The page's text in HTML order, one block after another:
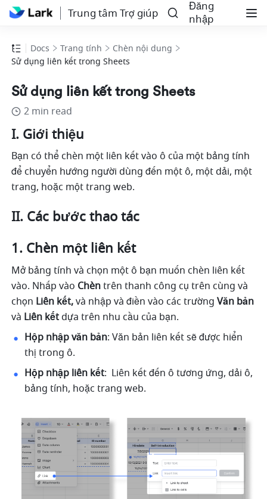
Trung tâm Trợ giúp
Đăng
nhập
Docs Trang tính
Chèn nội dung
Sử dụng liên kết trong Sheets
Sử dụng liên kết trong Sheets
2 min read
I. Giới thiệu
Bạn có thể chèn một liên kết vào ô của một bảng tính
để chuyển hướng người dùng đến một ô, một dải, một
trang, hoặc một trang web.
II. Các bước thao tác
Chèn một liên kết
Mở bảng tính và chọn một ô bạn muốn chèn liên kết
vào. Nhấp vào Chèn trên thanh công cụ trên cùng và
chọn Liên kết, và nhập và điền vào các trường Văn bản
và Liên kết dựa trên nhu cầu của bạn.
Hộp nhập văn bản: Văn bản liên kết sẽ được hiển
thị trong ô.
Hộp nhập liên kết: Liên kết đến ô tương ứng, dải ô,
bảng tính, hoặc trang web.